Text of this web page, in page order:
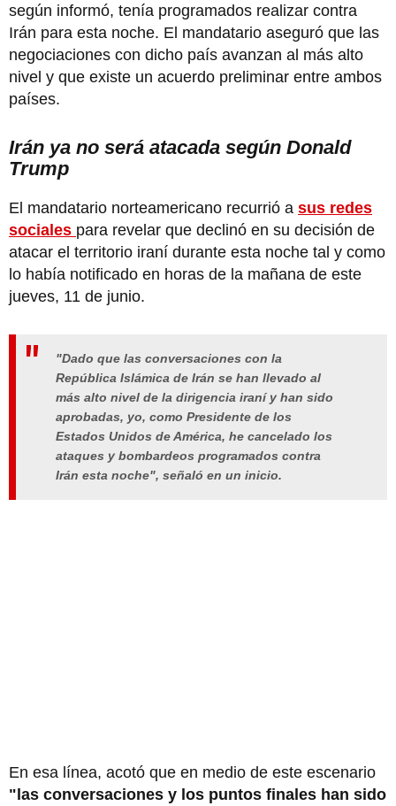
según informó, tenía programados realizar contra
Irán para esta noche. El mandatario aseguró que las
negociaciones con dicho país avanzan al más alto
nivel y que existe un acuerdo preliminar entre ambos
países.
Irán ya no será atacada según Donald
Trump
El mandatario norteamericano recurrió a sus redes
sociales para revelar que declinó en su decisión de
atacar el territorio iraní durante esta noche tal y como
lo había notificado en horas de la mañana de este
jueves, 11 de junio.
"Dado que las conversaciones con la
República Islámica de Irán se han llevado al
más alto nivel de la dirigencia iraní y han sido
aprobadas, yo, como Presidente de los
Estados Unidos de América, he cancelado los
ataques y bombardeos programados contra
Irán esta noche", señaló en un inicio.
En esa línea, acotó que en medio de este escenario
"las conversaciones y los puntos finales han sido